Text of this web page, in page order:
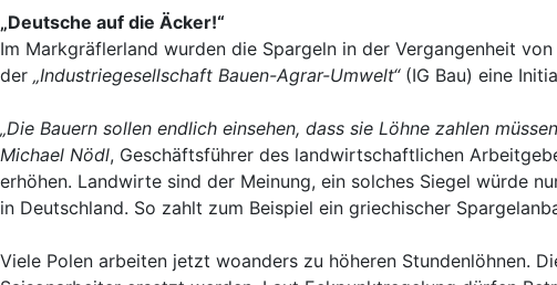
„Deutsche auf die Äcker!“
Im Markgräflerland wurden die Spargeln in der Vergangenheit
der „Industriegesellschaft Bauen-Agrar-Umwelt“(IG Bau) eine
„Die Bauern sollen endlich einsehen, dass sie Löhne zahlen
Michael Nödl, Geschäftsführer des landwirtschaftlichen
erhöhen. Landwirte sind der Meinung, ein solches Siegel würde
in Deutschland. So zahlt zum Beispiel ein griechischer
Viele Polen arbeiten jetzt woanders zu höheren Stundenlöhnen.